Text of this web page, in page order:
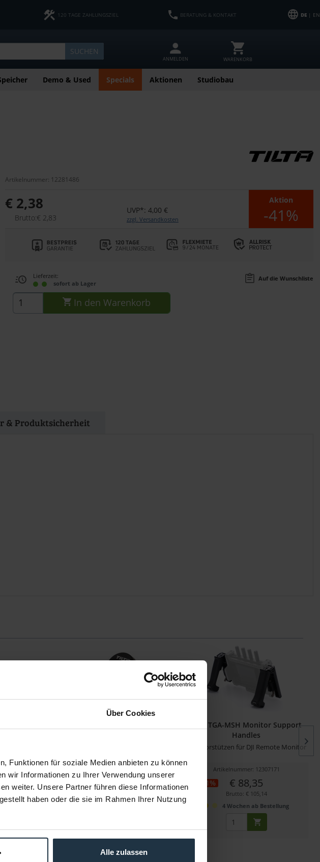
Über Cookies
Funktionen für soziale Medien anbieten zu können
wir Informationen zu Ihrer Verwendung unserer
weiter. Unsere Partner führen diese Informationen
haben oder die sie im Rahmen Ihrer Nutzung
Alle zulassen
120 TAGE ZAHLUNGSZIEL BERATUNG & KONTAKT DE| EN
SUCHEN
ANMELDEN WARENKORB
Demo & Used Specials Aktionen Studiobau
Artikelnummer: 12281486
€ 2,38
Brutto:€ 2,83
UVP*: 4,00 €
zzgl. Versandkosten
Aktion
-41%
Lieferzeit:
sofort ab Lager
Auf die Wunschliste
In den Warenkorb
& Produktsicherheit
und
-12% € 13,15
Tilta TGA-MSH Monitor Support
Handles
Monitorstützen für DJI Remote Monitor
Artikelnummer: 12307171
-11% € 88,35
Brutto: € 105,14
4 Wochen ab Bestellung